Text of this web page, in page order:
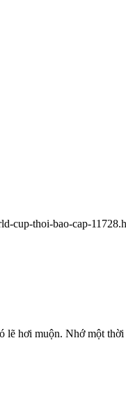
cup-thoi-bao-cap-
lẽ hơi muộn. Nhớ một